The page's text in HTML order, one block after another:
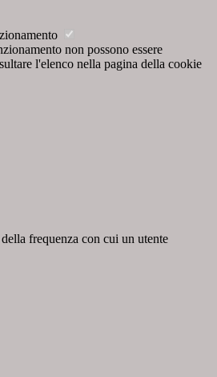
non possono essere
l'elenco nella pagina della cookie
frequenza con cui un utente